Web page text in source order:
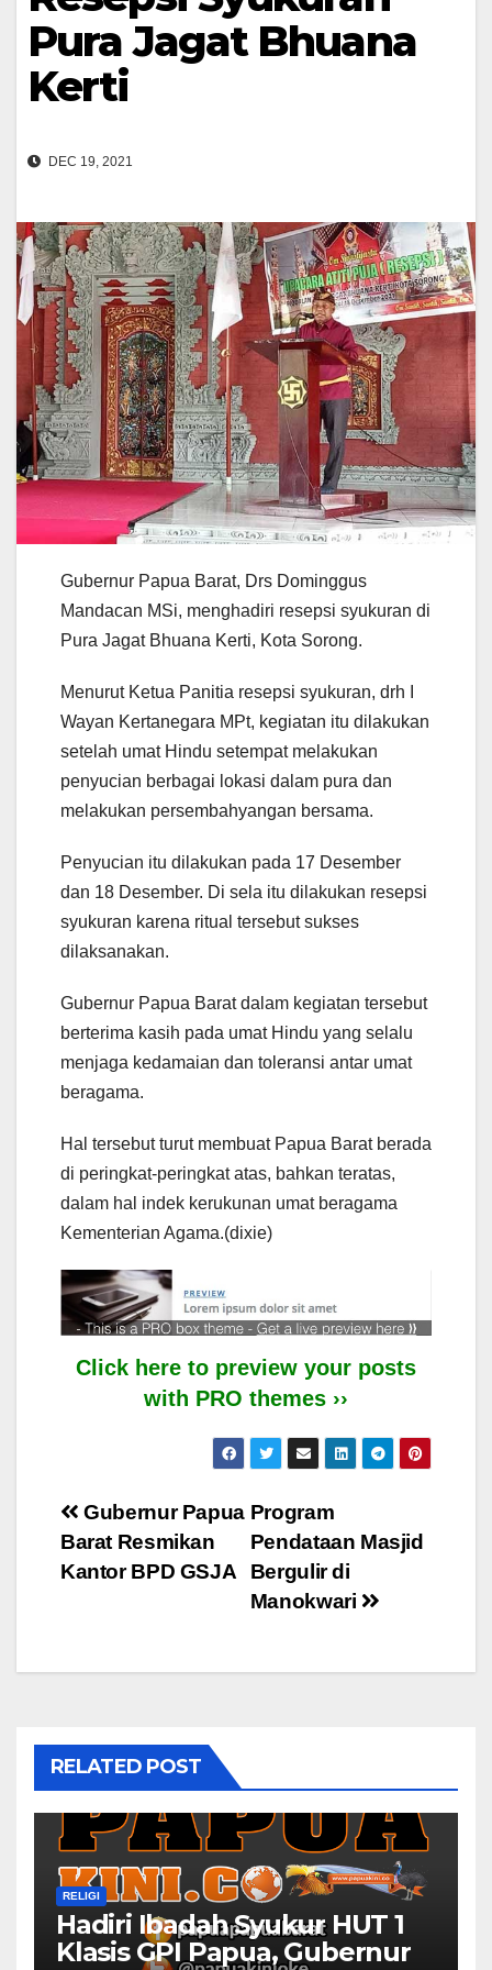
Pura Jagat Bhuana
Kerti
DEC 19, 2021
Gubernur Papua Barat, Drs Dominggus
Mandacan MSi, menghadiri resepsi syukuran di
Pura Jagat Bhuana Kerti, Kota Sorong.
Menurut Ketua Panitia resepsi syukuran, drh I
Wayan Kertanegara MPt, kegiatan itu dilakukan
setelah umat Hindu setempat melakukan
penyucian berbagai lokasi dalam pura dan
melakukan persembahyangan bersama.
Penyucian itu dilakukan pada 17 Desember
dan 18 Desember. Di sela itu dilakukan resepsi
syukuran karena ritual tersebut sukses
dilaksanakan.
Gubernur Papua Barat dalam kegiatan tersebut
berterima kasih pada umat Hindu yang selalu
menjaga kedamaian dan toleransi antar umat
beragama.
Hal tersebut turut membuat Papua Barat berada
di peringkat-peringkat atas, bahkan teratas,
dalam hal indek kerukunan umat beragama
Kementerian Agama.(dixie)
Click here to preview your posts
with PRO themes ››
Post
navigation
Program
Pendataan Masjid
Bergulir di
Manokwari
Gubernur Papua
Barat Resmikan
Kantor BPD GSJA
RELATED POST
RELIGI
Hadiri Ibadah Syukur HUT 1
Klasis GPI Papua, Gubernur